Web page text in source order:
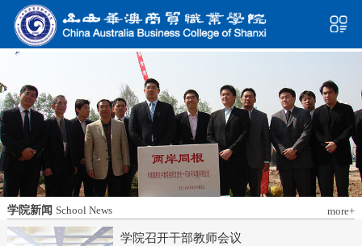
学院新闻 School News more+
学院召开干部教师会议